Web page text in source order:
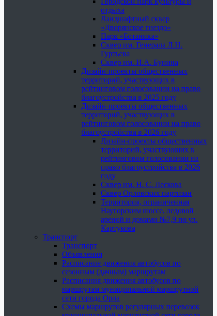
отдыха
Ландшафтный сквер
«Дворянское гнездо»
Парк «Ботаника»
Сквер им. Генерала Л.Н.
Гуртьева
Сквер им. И.А. Бунина
Дизайн-проекты общественных
территорий, участвующих в
рейтинговом голосовании на право
благоустройства в 2025 году
Дизайн-проекты общественных
территорий, участвующих в
рейтинговом голосовании на право
благоустройства в 2026 году
Дизайн-проекты общественных
территорий, участвующих в
рейтинговом голосовании на
право благоустройства в 2026
году
Сквер им. Н. С. Лескова
Сквер Орловских партизан
Территория, ограниченная
Наугорским шоссе, ледовой
ареной и домами №7,9 по ул.
Картукова
Транспорт
Транспорт
Объявления
Расписание движения автобусов по
сезонным (дачным) маршрутам
Расписания движения автобусов по
маршрутам муниципальной маршрутной
сети города Орла
Схемы маршрутов регулярных перевозок